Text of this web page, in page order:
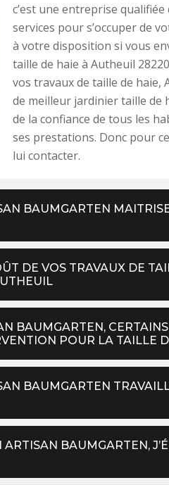
c’est une entreprise
services pour s’occuper de
à votre disposition si vous
taille de haie à Autheuil
vos travaux de taille de haie,
de meilleur jardinier taille de
de la confiance de tous les
ses prestations. Donc pour
lui contacter.
BAUMGARTEN
DE VOS TRAVAUX DE
BAUMGARTEN,
POUR LA TAILLE
BAUMGARTEN
BAUMGARTEN,